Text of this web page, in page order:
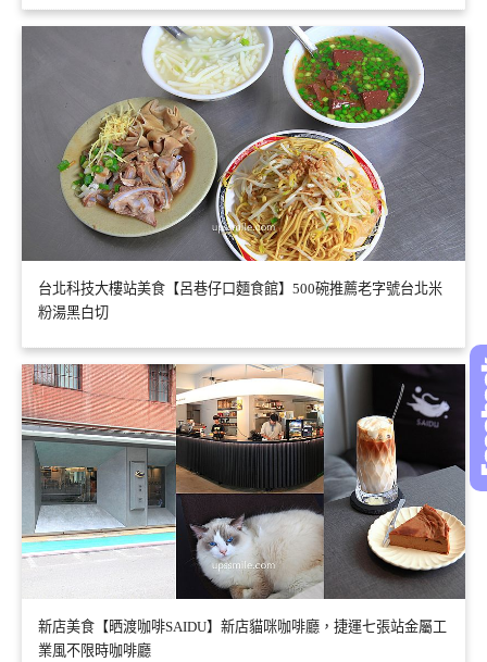
台北科技大樓站美食【呂巷仔口麵食館】500碗推薦老字號台北米
粉湯黑白切
新店美食【晒渡咖啡SAIDU】新店貓咪咖啡廳，捷運七張站金屬工
業風不限時咖啡廳